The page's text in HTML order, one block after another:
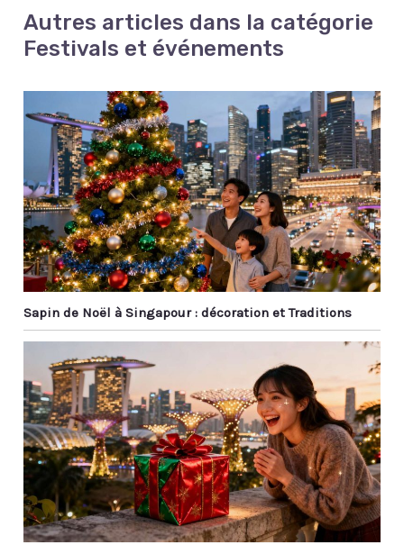
Autres articles dans la catégorie
Festivals et événements
Sapin de Noël à Singapour : décoration et Traditions